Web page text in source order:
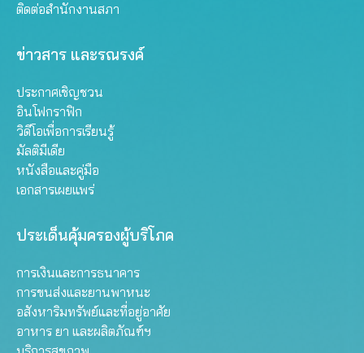
ติดต่อสำนักงานสภา
ข่าวสาร และรณรงค์
ประกาศเชิญชวน
อินโฟกราฟิก
วิดีโอเพื่อการเรียนรู้
มัลติมีเดีย
หนังสือและคู่มือ
เอกสารเผยแพร่
ประเด็นคุ้มครองผู้บริโภค
การเงินและการธนาคาร
การขนส่งและยานพาหนะ
อสังหาริมทรัพย์และที่อยู่อาศัย
อาหาร ยา และผลิตภัณฑ์ฯ